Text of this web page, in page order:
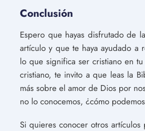
Conclusión
Espero que hayas disfrutado de
artículo y que te haya ayudado a
lo que significa ser cristiano en
cristiano, te invito a que leas la
más sobre el amor de Dios por
no lo conocemos, ¿cómo
Si quieres conocer otros artículos